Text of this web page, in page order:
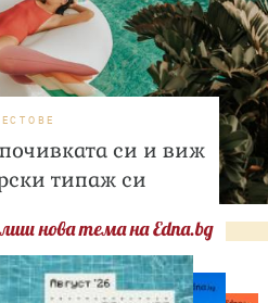
си и виж
типаж си
нова тема на Edna.bg